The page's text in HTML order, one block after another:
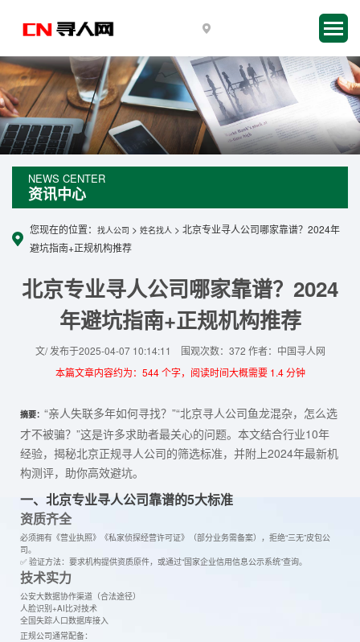
NEWS CENTER
资讯中心
您现在的位置： 找人公司 > 姓名找人 > 北京专业寻人公司哪家靠谱？2024年
避坑指南+正规机构推荐
北京专业寻人公司哪家靠谱？2024
年避坑指南+正规机构推荐
文/ 发布于2025-04-07 10:14:11 围观次数：372 作者：中国寻人网
本篇文章内容约为：544 个字，阅读时间大概需要 1.4 分钟
摘要： “亲人失联多年如何寻找？”“北京寻人公司鱼龙混杂，怎么选
才不被骗？”这是许多求助者最关心的问题。本文结合行业10年
经验，揭秘北京正规寻人公司的筛选标准，并附上2024年最新机
构测评，助你高效避坑。
一、北京专业寻人公司靠谱的5大标准
资质齐全
必须拥有《营业执照》《私家侦探经营许可证》（部分业务需备案），拒绝“三无”皮包公
司。
✅ 验证方法：要求机构提供资质原件，或通过“国家企业信用信息公示系统”查询。
技术实力
公安大数据协作渠道（合法途径）
人脸识别+AI比对技术
全国失踪人口数据库接入
正规公司通常配备：